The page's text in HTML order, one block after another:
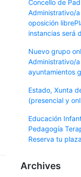
Concello de
Administrativo/
oposición
instancias será
Nuevo grupo
Administrativo/
ayuntamientos
Estado, Xunta
(presencial y
Educación
Pedagogía
Reserva tu
Archives